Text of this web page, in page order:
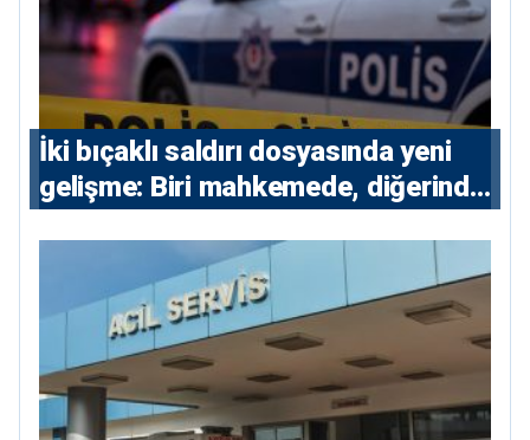
İki bıçaklı saldırı dosyasında yeni
gelişme: Biri mahkemede, diğerinde